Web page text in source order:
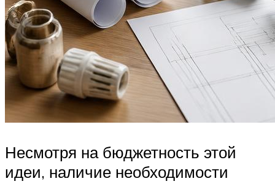
Несмотря на бюджетность этой
идеи, наличие необходимости